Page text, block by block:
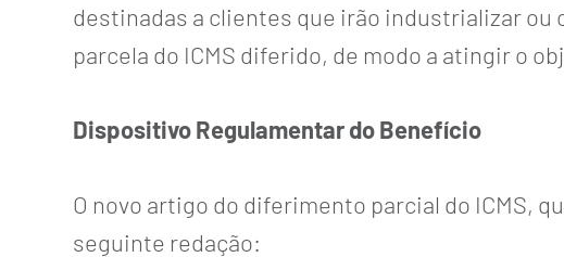
destinadas a clientes que irão industrializar ou
parcela do ICMS diferido, de modo a atingir o
Dispositivo Regulamentar do Benefício
O novo artigo do diferimento parcial do ICMS,
seguinte redação: